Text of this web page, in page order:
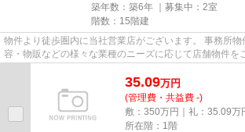
築年数：築6年 ｜募集中： 2室
階数：15階建
物件より徒歩圏内に当社営業店がございます。 事務所
容・物販などの様々な業種のニーズに応じて店舗物件を
尚、弊社ではおとり広告は一切...
35.09万円
(管理費・共益費 -)
敷：350万円｜礼：35.09万
所在階：1階